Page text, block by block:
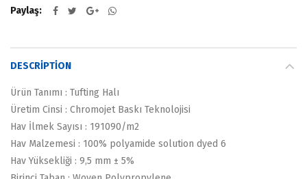
Paylaş
DESCRIPTION
Ürün Tanımı : Tufting Halı
Üretim Cinsi : Chromojet Baskı Teknolojisi
Hav İlmek Sayısı : 191090/m2
Hav Malzemesi : 100% polyamide solution dyed 6
Hav Yüksekliği : 9,5 mm ± 5%